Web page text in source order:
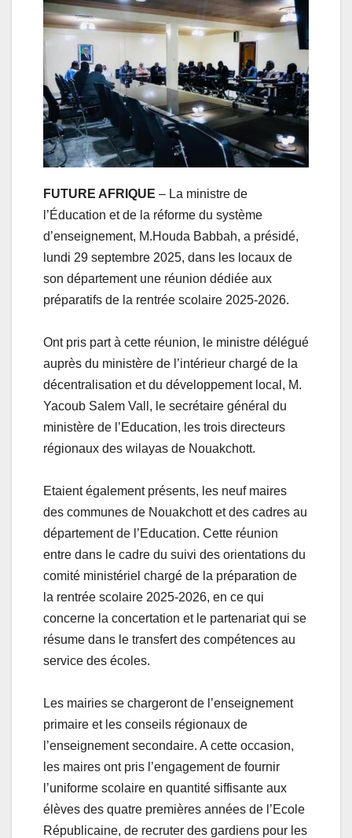
FUTURE AFRIQUE – La ministre de
l’Éducation et de la réforme du système
d’enseignement, M.Houda Babbah, a présidé,
lundi 29 septembre 2025, dans les locaux de
son département une réunion dédiée aux
préparatifs de la rentrée scolaire 2025-2026.
Ont pris part à cette réunion, le ministre délégué
auprès du ministère de l’intérieur chargé de la
décentralisation et du développement local, M.
Yacoub Salem Vall, le secrétaire général du
ministère de l’Education, les trois directeurs
régionaux des wilayas de Nouakchott.
Etaient également présents, les neuf maires
des communes de Nouakchott et des cadres au
département de l’Education. Cette réunion
entre dans le cadre du suivi des orientations du
comité ministériel chargé de la préparation de
la rentrée scolaire 2025-2026, en ce qui
concerne la concertation et le partenariat qui se
résume dans le transfert des compétences au
service des écoles.
Les mairies se chargeront de l’enseignement
primaire et les conseils régionaux de
l’enseignement secondaire. A cette occasion,
les maires ont pris l’engagement de fournir
l’uniforme scolaire en quantité siffisante aux
élèves des quatre premières années de l’Ecole
Républicaine, de recruter des gardiens pour les